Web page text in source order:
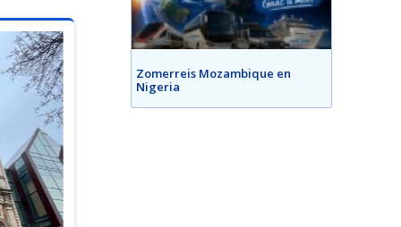
Zomerreis Mozambique en
Nigeria